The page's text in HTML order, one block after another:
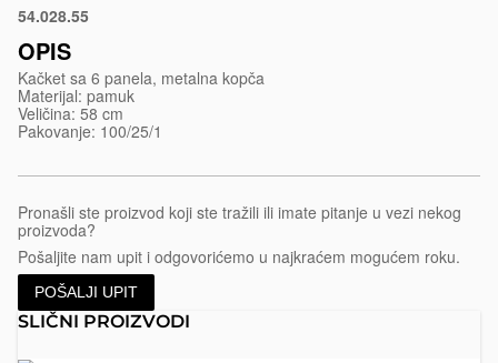
Maslinasto
zelena
54.028.55
OPIS
Kačket sa 6 panela, metalna kopča
Materijal: pamuk
Veličina: 58 cm
Pakovanje: 100/25/1
Pronašli ste proizvod koji ste tražili ili imate pitanje u vezi nekog
proizvoda?
Pošaljite nam upit i odgovorićemo u najkraćem mogućem roku.
POŠALJI UPIT
SLIČNI PROIZVODI